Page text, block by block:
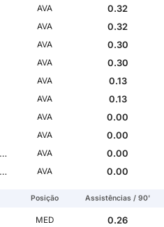
AVA
0.32
AVA
0.32
AVA
0.30
AVA
0.30
AVA
0.13
AVA
0.13
AVA
0.00
AVA
0.00
AVA
0.00
AVA 0.00
Posição Assistências / 90'
MED
0.26